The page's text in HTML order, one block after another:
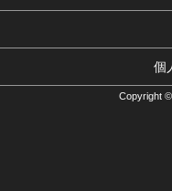
個
Copyright